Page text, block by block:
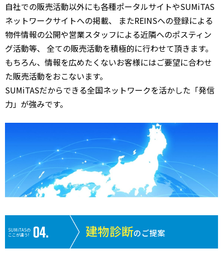
自社での販売活動以外にも各種ポータルサイトやSUMiTAS
ネットワークサイトへの掲載、 またREINSへの登録による
物件情報の公開や営業スタッフによる近隣へのポスティン
グ活動等、 全ての販売活動を積極的に行わせて頂きます。
もちろん、情報を広めたくないお客様にはご要望に合わせ
た販売活動をおこないます。
SUMiTASだからできる全国ネットワークを活かした「発信
力」が強みです。
SUMiTASの
ここが違う!
建物診断のご提案